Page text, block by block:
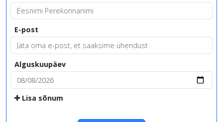
E-post
Alguskuupäev
Lisa sõnum